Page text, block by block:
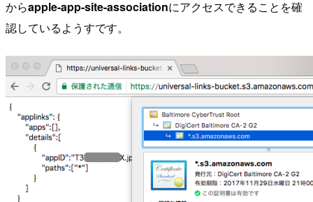
からapple-app-site-associationにアクセスできることを確
認しているようすです。